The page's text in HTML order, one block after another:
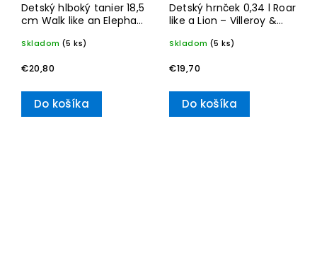
Detský hlboký tanier 18,5
cm Walk like an Elephant
Skladom (5 ks)
€20,80
Do košíka
Detský hrnček 0,34 l Roar
like a Lion – Villeroy &
Skladom (5 ks)
€19,70
Do košíka